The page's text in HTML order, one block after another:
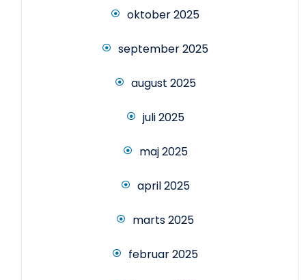
oktober 2025
september 2025
august 2025
juli 2025
maj 2025
april 2025
marts 2025
februar 2025